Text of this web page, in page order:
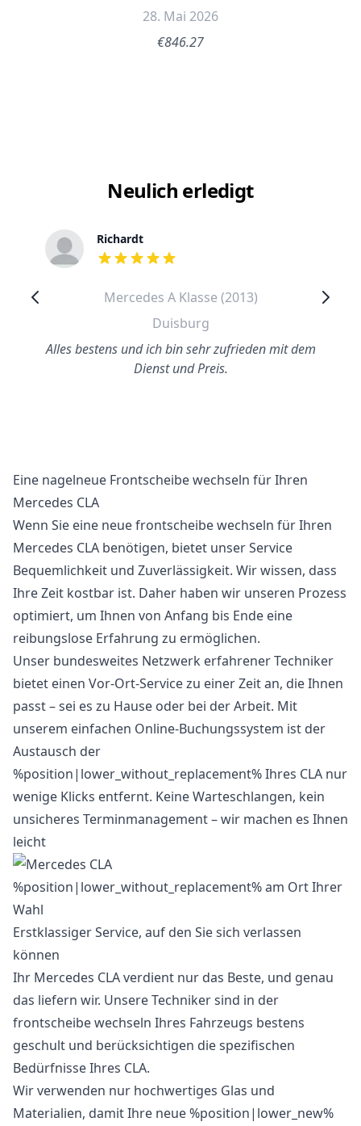
28. Mai 2026
€846.27
Neulich erledigt
Richardt
out of 5 stars
Mercedes A Klasse (2013)
Duisburg
Alles bestens und ich bin sehr zufrieden mit dem
Dienst und Preis.
Eine nagelneue Frontscheibe wechseln für Ihren
Mercedes CLA
Wenn Sie eine neue frontscheibe wechseln für Ihren
Mercedes CLA benötigen, bietet unser Service
Bequemlichkeit und Zuverlässigkeit. Wir wissen, dass
Ihre Zeit kostbar ist. Daher haben wir unseren Prozess
optimiert, um Ihnen von Anfang bis Ende eine
reibungslose Erfahrung zu ermöglichen.
Unser bundesweites Netzwerk erfahrener Techniker
bietet einen Vor-Ort-Service zu einer Zeit an, die Ihnen
passt – sei es zu Hause oder bei der Arbeit. Mit
unserem einfachen Online-Buchungssystem ist der
Austausch der
%position|lower_without_replacement% Ihres CLA nur
wenige Klicks entfernt. Keine Warteschlangen, kein
unsicheres Terminmanagement – wir machen es Ihnen
leicht
Erstklassiger Service, auf den Sie sich verlassen
können
Ihr Mercedes CLA verdient nur das Beste, und genau
das liefern wir. Unsere Techniker sind in der
frontscheibe wechseln Ihres Fahrzeugs bestens
geschult und berücksichtigen die spezifischen
Bedürfnisse Ihres CLA.
Wir verwenden nur hochwertiges Glas und
Materialien, damit Ihre neue %position|lower_new%